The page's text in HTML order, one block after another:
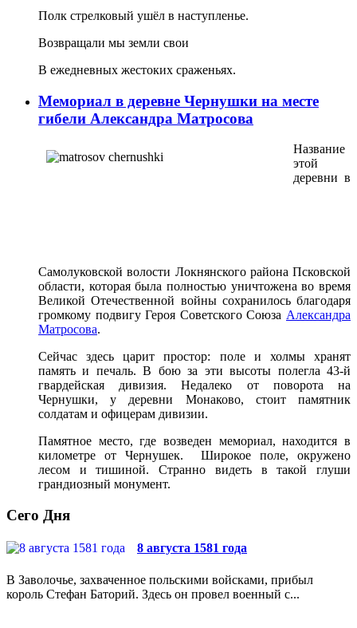
Полк стрелковый ушёл в наступленье.
Возвращали мы земли свои
В ежедневных жестоких сраженьях.
Мемориал в деревне Чернушки на месте
гибели Александра Матросова
Название
этой
деревни в
Самолуковской волости Локнянского района Псковской
области, которая была полностью уничтожена во время
Великой Отечественной войны сохранилось благодаря
громкому подвигу Героя Советского Союза Александра
Матросова.
Сейчас здесь царит простор: поле и холмы хранят
память и печаль. В бою за эти высоты полегла 43-й
гвардейская дивизия. Недалеко от поворота на
Чернушки, у деревни Монаково, стоит памятник
солдатам и офицерам дивизии.
Памятное место, где возведен мемориал, находится в
километре от Чернушек. Широкое поле, окружено
лесом и тишиной. Странно видеть в такой глуши
грандиозный монумент.
Сего Дня
8 августа 1581 года
В Заволочье, захваченное польскими войсками, прибыл
король Стефан Баторий. Здесь он провел военный с...